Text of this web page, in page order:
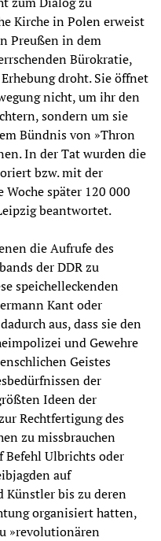
Kirche in Polen erweist
Preußen in dem
Bürokratie,
droht. Sie öffnet
nicht, um ihr den
sondern um sie
Bündnis von »Thron
In der Tat wurden die
bzw. mit der
später 120 000
beantwortet.
die Aufrufe des
der DDR zu
speichelleckenden
Kant oder
aus, dass sie den
und Gewehre
Geistes
der
Ideen der
Rechtfertigung des
zu missbrauchen
Befehl Ulbrichts oder
auf
bis zu deren
organisiert hatten,
»revolutionären